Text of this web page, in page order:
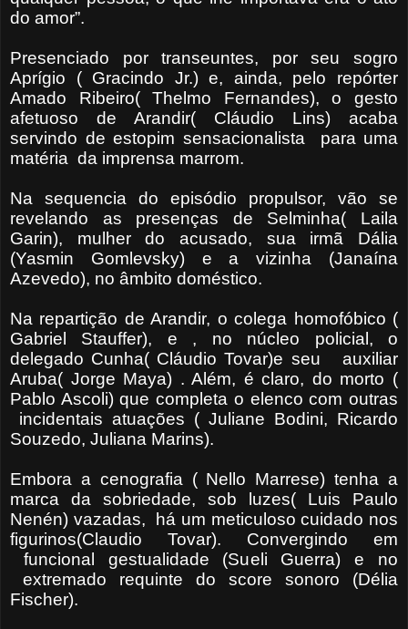
do amor”.
Presenciado por transeuntes, por seu sogro
Aprígio ( Gracindo Jr.) e, ainda, pelo repórter
Amado Ribeiro( Thelmo Fernandes), o gesto
afetuoso de Arandir( Cláudio Lins) acaba
servindo de estopim sensacionalista para uma
matéria da imprensa marrom.
Na sequencia do episódio propulsor, vão se
revelando as presenças de Selminha( Laila
Garin), mulher do acusado, sua irmã Dália
(Yasmin Gomlevsky) e a vizinha (Janaína
Azevedo), no âmbito doméstico.
Na repartição de Arandir, o colega homofóbico (
Gabriel Stauffer), e , no núcleo policial, o
delegado Cunha( Cláudio Tovar)e seu auxiliar
Aruba( Jorge Maya) . Além, é claro, do morto (
Pablo Ascoli) que completa o elenco com outras
incidentais atuações ( Juliane Bodini, Ricardo
Souzedo, Juliana Marins).
Embora a cenografia ( Nello Marrese) tenha a
marca da sobriedade, sob luzes( Luis Paulo
Nenén) vazadas, há um meticuloso cuidado nos
figurinos(Claudio Tovar). Convergindo em
funcional gestualidade (Sueli Guerra) e no
extremado requinte do score sonoro (Délia
Fischer).